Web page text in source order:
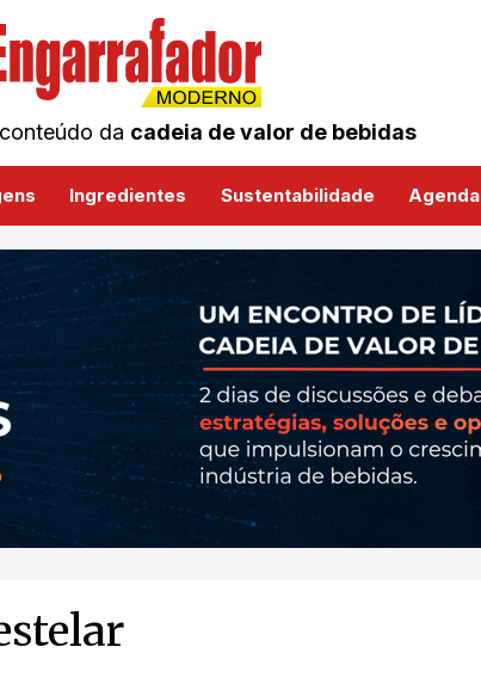
da cadeia de valor de bebidas
Ingredientes Sustentabilidade Agenda